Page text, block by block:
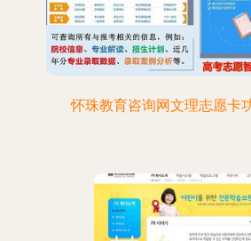
怀珠教育咨询网文理志愿卡